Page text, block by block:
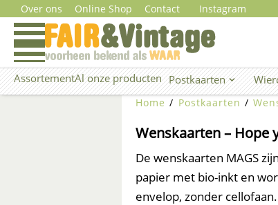
naar
inhoud
Over ons Online Shop Contact Instagram
AssortementAl onze producten Postkaarten Open
Home / Postkaarten /
Wenskaarten – Hope
De wenskaarten MAGS
papier met bio-inkt en
envelop, zonder